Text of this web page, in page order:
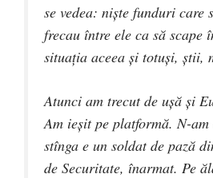
se vedea: nişte funduri care
frecau între ele ca să scape
situaţia aceea şi totuşi, ştii,
Atunci am trecut de uşă şi
Am ieşit pe platformă. N-
stînga e un soldat de pază
de Securitate, înarmat. Pe